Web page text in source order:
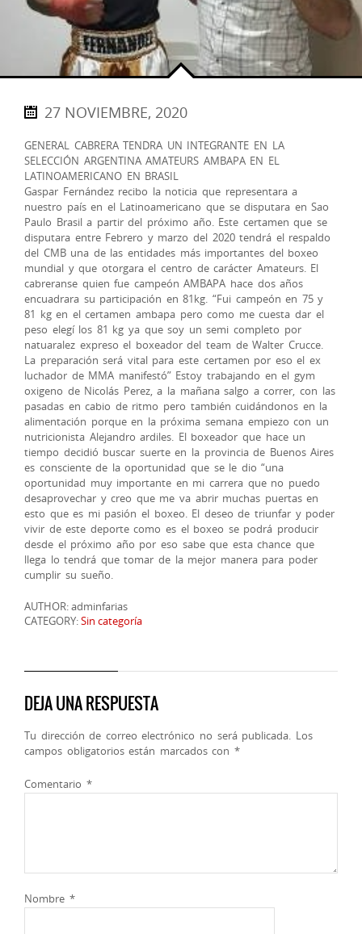
27 NOVIEMBRE, 2020
GENERAL CABRERA TENDRA UN INTEGRANTE EN LA
SELECCIÓN ARGENTINA AMATEURS AMBAPA EN EL
LATINOAMERICANO EN BRASIL
Gaspar Fernández recibo la noticia que representara a
nuestro país en el Latinoamericano que se disputara en Sao
Paulo Brasil a partir del próximo año. Este certamen que se
disputara entre Febrero y marzo del 2020 tendrá el respaldo
del CMB una de las entidades más importantes del boxeo
mundial y que otorgara el centro de carácter Amateurs. El
cabreranse quien fue campeón AMBAPA hace dos años
encuadrara su participación en 81kg. “Fui campeón en 75 y
81 kg en el certamen ambapa pero como me cuesta dar el
peso elegí los 81 kg ya que soy un semi completo por
natuaralez expreso el boxeador del team de Walter Crucce.
La preparación será vital para este certamen por eso el ex
luchador de MMA manifestó” Estoy trabajando en el gym
oxigeno de Nicolás Perez, a la mañana salgo a correr, con las
pasadas en cabio de ritmo pero también cuidándonos en la
alimentación porque en la próxima semana empiezo con un
nutricionista Alejandro ardiles. El boxeador que hace un
tiempo decidió buscar suerte en la provincia de Buenos Aires
es consciente de la oportunidad que se le dio “una
oportunidad muy importante en mi carrera que no puedo
desaprovechar y creo que me va abrir muchas puertas en
esto que es mi pasión el boxeo. El deseo de triunfar y poder
vivir de este deporte como es el boxeo se podrá producir
desde el próximo año por eso sabe que esta chance que
llega lo tendrá que tomar de la mejor manera para poder
cumplir su sueño.
AUTHOR: adminfarias
CATEGORY:Sin categoría
DEJA UNA RESPUESTA
Tu dirección de correo electrónico no será publicada. Los
campos obligatorios están marcados con *
Comentario *
Nombre *